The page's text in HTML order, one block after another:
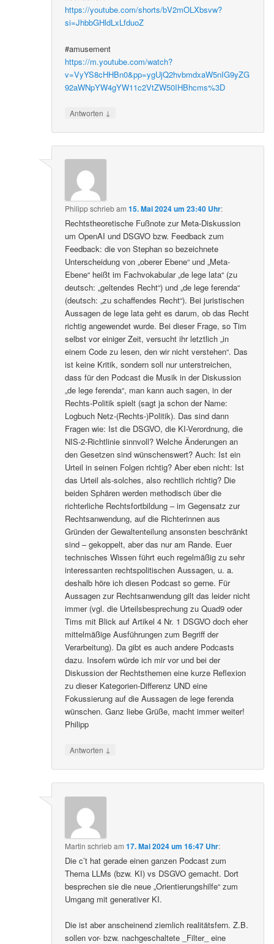
https://youtube.com/shorts/bV2mOLXbsvw?
si=JhbbGHldLxLfduoZ
#amusement
https://m.youtube.com/watch?
v=VyYS8cHHBn0&pp=ygUjQ2hvbmdxaW5nIG9yZG
92aWNpYW4gYW11c2VtZW50IHBhcms%3D
Antworten ↓
Philippschriebam15. Mai 2024 um 23:40 Uhr:
Rechtstheoretische Fußnote zur Meta-Diskussion
um OpenAI und DSGVO bzw. Feedback zum
Feedback: die von Stephan so bezeichnete
Unterscheidung von „oberer Ebene“ und „Meta-
Ebene“ heißt im Fachvokabular „de lege lata“ (zu
deutsch: „geltendes Recht“) und „de lege ferenda“
(deutsch: „zu schaffendes Recht“). Bei juristischen
Aussagen de lege lata geht es darum, ob das Recht
richtig angewendet wurde. Bei dieser Frage, so Tim
selbst vor einiger Zeit, versucht ihr letztlich „in
einem Code zu lesen, den wir nicht verstehen“. Das
ist keine Kritik, sondern soll nur unterstreichen,
dass für den Podcast die Musik in der Diskussion
„de lege ferenda“, man kann auch sagen, in der
Rechts-Politik spielt (sagt ja schon der Name:
Logbuch Netz-(Rechts-)Politik). Das sind dann
Fragen wie: Ist die DSGVO, die KI-Verordnung, die
NIS-2-Richtlinie sinnvoll? Welche Änderungen an
den Gesetzen sind wünschenswert? Auch: Ist ein
Urteil in seinen Folgen richtig? Aber eben nicht: Ist
das Urteil als-solches, also rechtlich richtig? Die
beiden Sphären werden methodisch über die
richterliche Rechtsfortbildung – im Gegensatz zur
Rechtsanwendung, auf die Richterinnen aus
Gründen der Gewaltenteilung ansonsten beschränkt
sind – gekoppelt, aber das nur am Rande. Euer
technisches Wissen führt euch regelmäßig zu sehr
interessanten rechtspolitischen Aussagen, u. a.
deshalb höre ich diesen Podcast so gerne. Für
Aussagen zur Rechtsanwendung gilt das leider nicht
immer (vgl. die Urteilsbesprechung zu Quad9 oder
Tims mit Blick auf Artikel 4 Nr. 1 DSGVO doch eher
mittelmäßige Ausführungen zum Begriff der
Verarbeitung). Da gibt es auch andere Podcasts
dazu. Insofern würde ich mir vor und bei der
Diskussion der Rechtsthemen eine kurze Reflexion
zu dieser Kategorien-Differenz UND eine
Fokussierung auf die Aussagen de lege ferenda
wünschen. Ganz liebe Grüße, macht immer weiter!
Philipp
Antworten ↓
Martin schriebam17. Mai 2024 um 16:47 Uhr:
Die c’t hat gerade einen ganzen Podcast zum
Thema LLMs (bzw. KI) vs DSGVO gemacht. Dort
besprechen sie die neue „Orientierungshilfe“ zum
Umgang mit generativer KI.
Die ist aber anscheinend ziemlich realitätsfern. Z.B.
sollen vor- bzw. nachgeschaltete _Filter_ eine